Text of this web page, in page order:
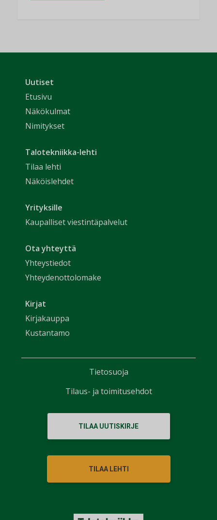
Uutiset
Etusivu
Näkökulmat
Nimitykset
Talotekniikka-lehti
Tilaa lehti
Näköislehdet
Yrityksille
Kaupalliset viestintäpalvelut
Ota yhteyttä
Yhteystiedot
Yhteydenottolomake
Kirjat
Kirjakauppa
Kustantamo
TILAA UUTISKIRJE
TILAA LEHTI
Tietosuoja
Tilaus- ja toimitusehdot